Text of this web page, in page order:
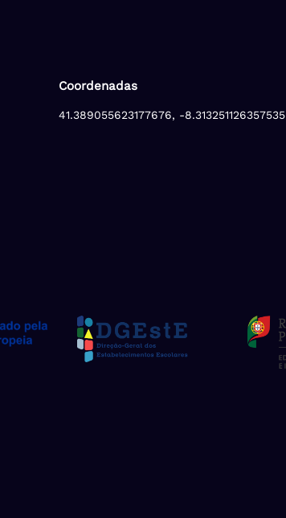
Coordenadas
41.389055623177676, -8.313251126357535